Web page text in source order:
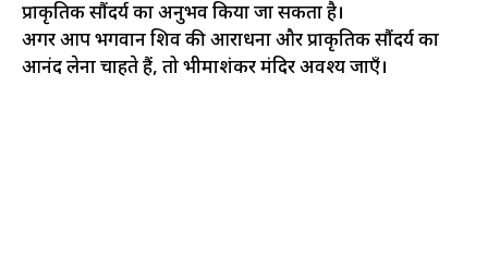
प्राकृतिक सौंदर्य का अनुभव किया जा सकता है।
अगर आप भगवान शिव की आराधना और प्राकृतिक सौंदर्य का
आनंद लेना चाहते हैं, तो भीमाशंकर मंदिर अवश्य जाएँ।